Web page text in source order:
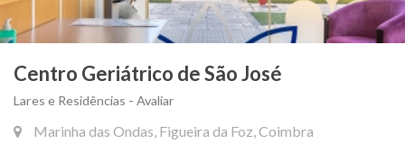
Centro Geriátrico de São José
Lares e Residências - Avaliar
Marinha das Ondas, Figueira da Foz, Coimbra